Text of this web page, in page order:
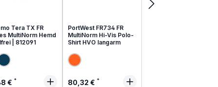
Tera TX FR
MultiNorm Hemd
| 812091
Preis:
€
PortWest FR734 FR
MultiNorm Hi-Vis Polo-
Shirt HVO langarm
Regulärer Preis:
80,32 €